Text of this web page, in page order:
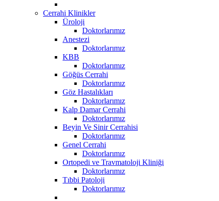
Cerrahi Klinikler
Üroloji
Doktorlarımız
Anestezi
Doktorlarımız
KBB
Doktorlarımız
Göğüs Cerrahi
Doktorlarımız
Göz Hastalıkları
Doktorlarımız
Kalp Damar Cerrahi
Doktorlarımız
Beyin Ve Sinir Cerrahisi
Doktorlarımız
Genel Cerrahi
Doktorlarımız
Ortopedi ve Travmatoloji Kliniği
Doktorlarımız
Tıbbi Patoloji
Doktorlarımız